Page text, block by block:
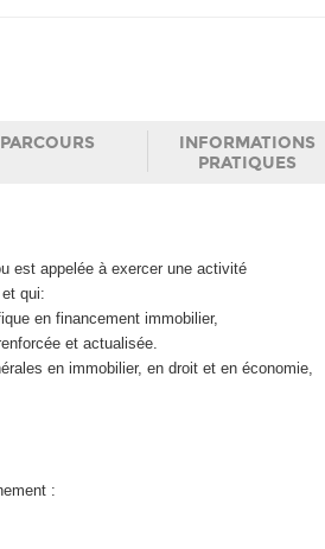
PARCOURS
INFORMATIONS
PRATIQUES
est appelée à exercer une activité
qui:
en financement immobilier,
et actualisée.
en immobilier, en droit et en économie,
: